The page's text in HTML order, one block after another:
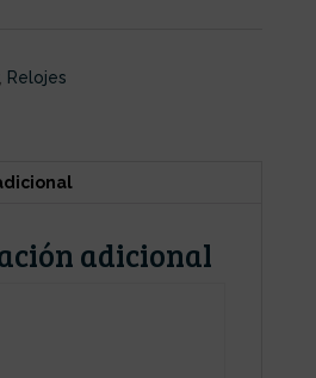
Relojes
adicional